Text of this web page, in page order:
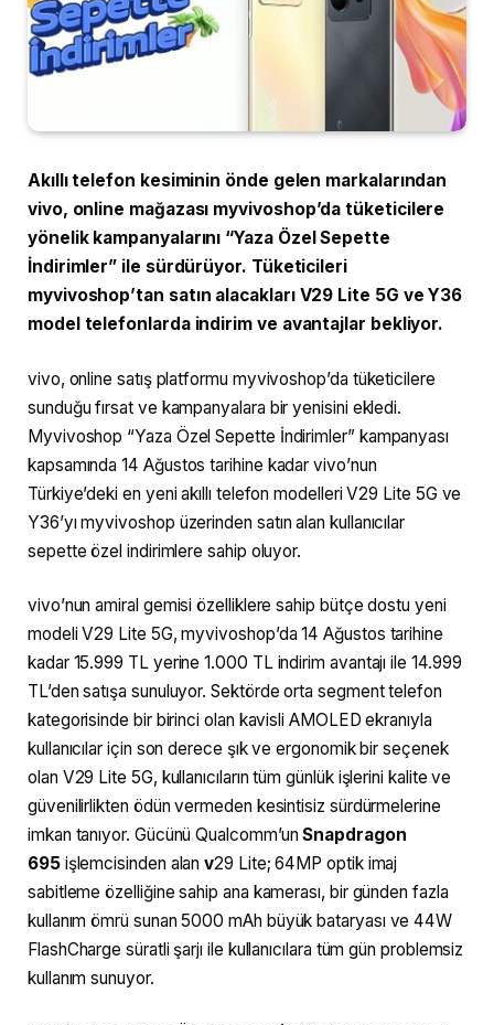
Akıllı telefon kesiminin önde gelen markalarından
vivo, online mağazası myvivoshop’da tüketicilere
yönelik kampanyalarını “Yaza Özel Sepette
İndirimler” ile sürdürüyor. Tüketicileri
myvivoshop’tan satın alacakları V29 Lite 5G ve Y36
model telefonlarda indirim ve avantajlar bekliyor.
vivo, online satış platformu myvivoshop’da tüketicilere
sunduğu fırsat ve kampanyalara bir yenisini ekledi.
Myvivoshop “Yaza Özel Sepette İndirimler” kampanyası
kapsamında 14 Ağustos tarihine kadar vivo’nun
Türkiye’deki en yeni akıllı telefon modelleri V29 Lite 5G ve
Y36’yı myvivoshop üzerinden satın alan kullanıcılar
sepette özel indirimlere sahip oluyor.
vivo’nun amiral gemisi özelliklere sahip bütçe dostu yeni
modeli V29 Lite 5G, myvivoshop’da 14 Ağustos tarihine
kadar 15.999 TL yerine 1.000 TL indirim avantajı ile 14.999
TL’den satışa sunuluyor. Sektörde orta segment telefon
kategorisinde bir birinci olan kavisli AMOLED ekranıyla
kullanıcılar için son derece şık ve ergonomik bir seçenek
olan V29 Lite 5G, kullanıcıların tüm günlük işlerini kalite ve
güvenilirlikten ödün vermeden kesintisiz sürdürmelerine
imkan tanıyor. Gücünü Qualcomm’unSnapdragon
695işlemcisinden alanv29 Lite; 64MP optik imaj
sabitleme özelliğine sahip ana kamerası, bir günden fazla
kullanım ömrü sunan 5000 mAh büyük bataryası ve 44W
FlashCharge süratli şarjı ile kullanıcılara tüm gün problemsiz
kullanım sunuyor.